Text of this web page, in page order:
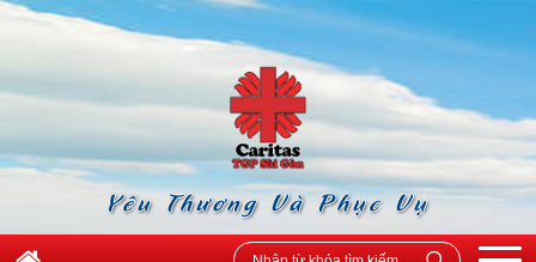
Yêu Thương Và Phục Vụ